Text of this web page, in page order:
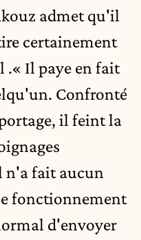
admet qu'il
certainement
.« Il paye en fait
Confronté
il feint la
fait aucun
fonctionnement
d'envoyer